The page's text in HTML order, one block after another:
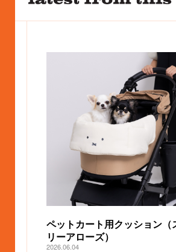
ペットカート用クッション（
リーアローズ）
2026.06.04